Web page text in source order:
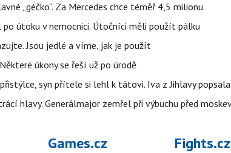
„géčko“. Za Mercedes chce téměř 4,5 milionu
po útoku v nemocnici. Útočníci měli použít pálku
Jsou jedlé a víme, jak je použít
úkony se řeší už po úrodě
syn přítele si lehl k tátovi. Iva z Jihlavy
hlavy. Generálmajor zemřel při výbuchu před
Games.cz Fights.cz